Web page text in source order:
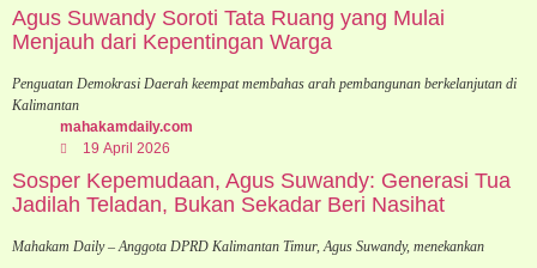
Agus Suwandy Soroti Tata Ruang yang Mulai
Menjauh dari Kepentingan Warga
Penguatan Demokrasi Daerah keempat membahas arah pembangunan berkelanjutan di
Kalimantan
mahakamdaily.com
19 April 2026
Sosper Kepemudaan, Agus Suwandy: Generasi Tua
Jadilah Teladan, Bukan Sekadar Beri Nasihat
Mahakam Daily – Anggota DPRD Kalimantan Timur, Agus Suwandy, menekankan